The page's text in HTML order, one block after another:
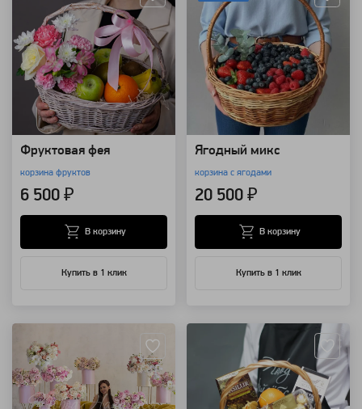
Фруктовая фея
корзина фруктов
6 500 ₽
Купить в 1 клик
В корзину
Ягодный микс
корзина с ягодами
20 500 ₽
Купить в 1 клик
В корзину